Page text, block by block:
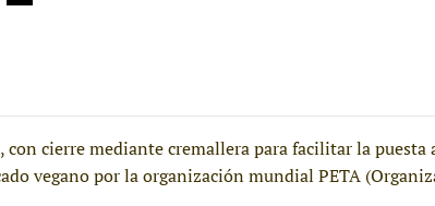
cierre mediante cremallera para facilitar la puesta
vegano por la organización mundial PETA